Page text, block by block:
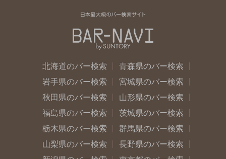
北海道のバー検索
青森県のバー検索
岩手県のバー検索
宮城県のバー検索
秋田県のバー検索
山形県のバー検索
福島県のバー検索
茨城県のバー検索
栃木県のバー検索
群馬県のバー検索
山梨県のバー検索
長野県のバー検索